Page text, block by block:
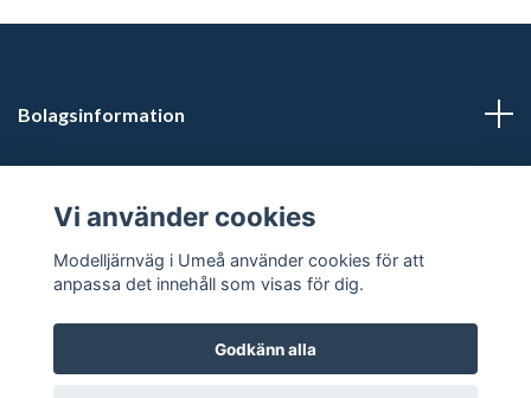
Bolagsinformation
Butikstider: Vardagar kl 12.00-15.00. Övrig tid efter
överenskommelse.
Vi använder cookies
Modelljärnväg i Umeå använder cookies för att
anpassa det innehåll som visas för dig.
Godkänn alla